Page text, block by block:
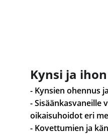
Kynsi ja
- Kynsien ohennus
- Sisäänkasvaneille
oikaisuhoidot eri
- Kovettumien ja